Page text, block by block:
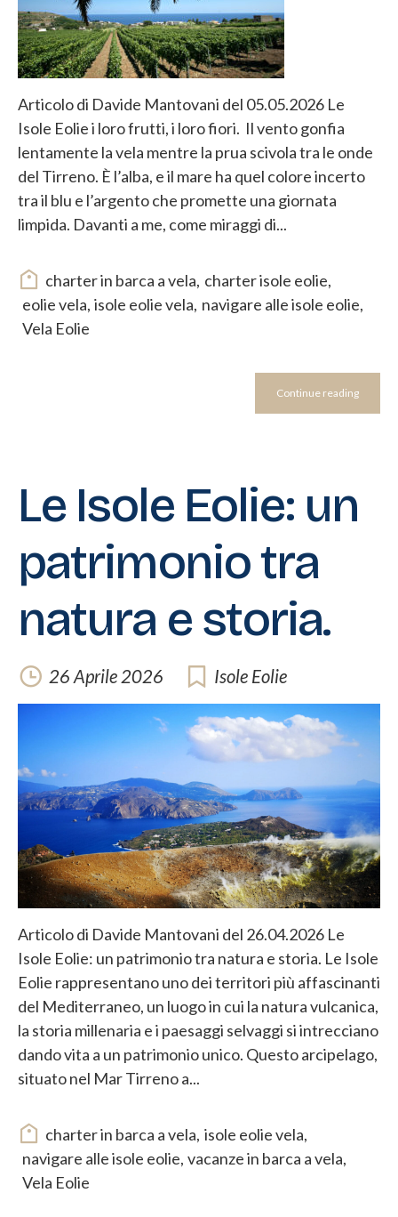
Articolo di Davide Mantovani del 05.05.2026 Le
Isole Eolie i loro frutti, i loro fiori. Il vento gonfia
lentamente la vela mentre la prua scivola tra le onde
del Tirreno. È l’alba, e il mare ha quel colore incerto
tra il blu e l’argento che promette una giornata
limpida. Davanti a me, come miraggi di...
charter in barca a vela, charter isole eolie,
eolie vela, isole eolie vela, navigare alle isole eolie,
Vela Eolie
Continue reading
Le Isole Eolie: un
patrimonio tra
natura e storia.
26 Aprile 2026 Isole Eolie
Articolo di Davide Mantovani del 26.04.2026 Le
Isole Eolie: un patrimonio tra natura e storia. Le Isole
Eolie rappresentano uno dei territori più affascinanti
del Mediterraneo, un luogo in cui la natura vulcanica,
la storia millenaria e i paesaggi selvaggi si intrecciano
dando vita a un patrimonio unico. Questo arcipelago,
situato nel Mar Tirreno a...
charter in barca a vela, isole eolie vela,
navigare alle isole eolie, vacanze in barca a vela,
Vela Eolie